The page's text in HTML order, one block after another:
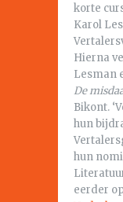
korte
Karol
Hierna
Lesman
De
Bikont.
hun
hun
eerder